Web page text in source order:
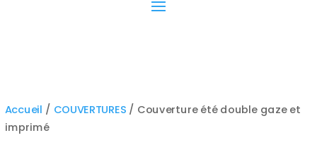
Accueil / COUVERTURES / Couverture été double gaze et
imprimé